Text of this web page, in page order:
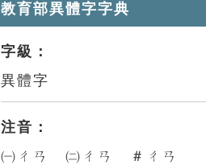
教育部異體字字典
字級：
異體字
注音：
㈠ㄔㄢ ㈡ㄔㄢ ＃ㄔㄢ